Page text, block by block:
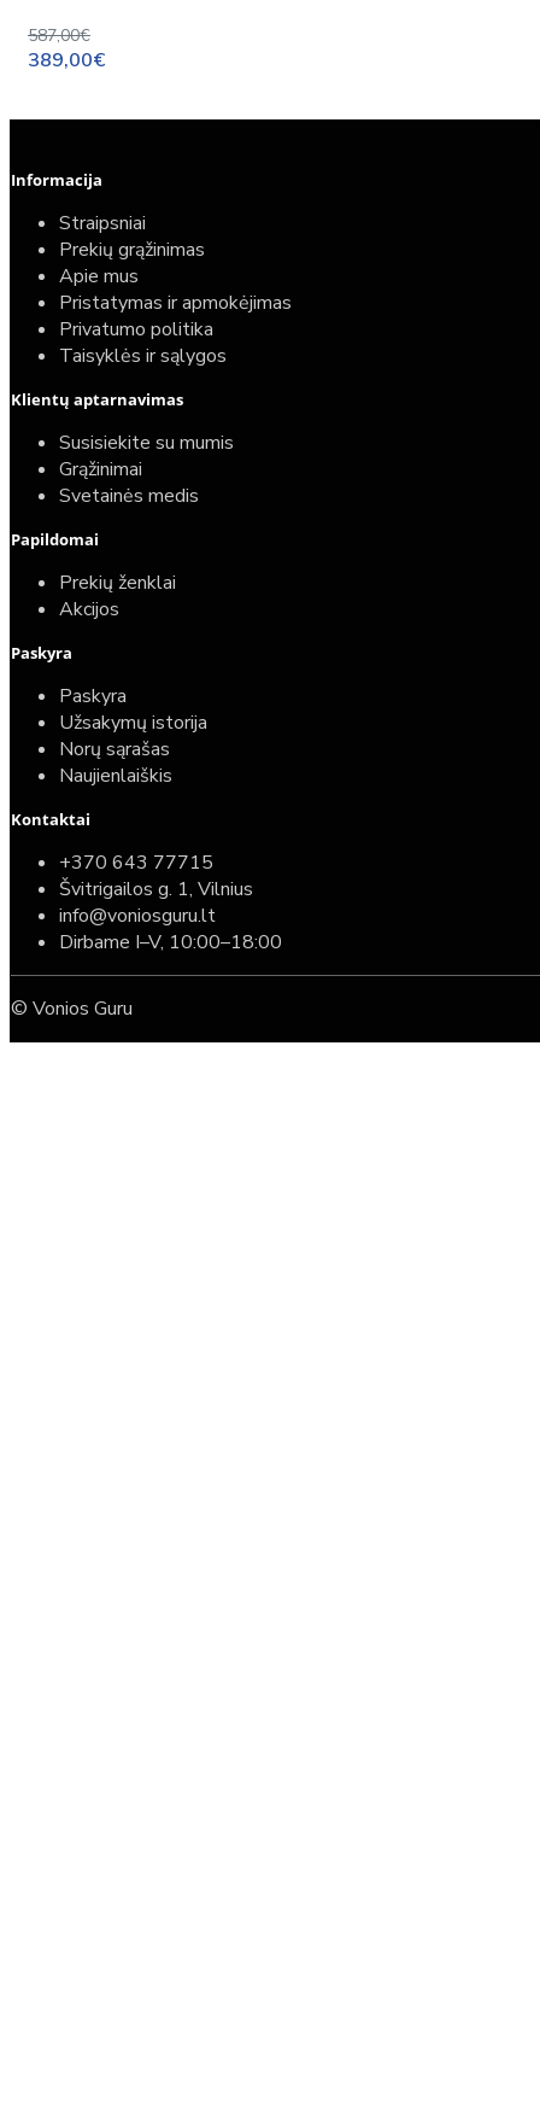
587,00€
389,00€
Informacija
Straipsniai
Prekių grąžinimas
Apie mus
Pristatymas ir apmokėjimas
Privatumo politika
Taisyklės ir sąlygos
Klientų aptarnavimas
Susisiekite su mumis
Grąžinimai
Svetainės medis
Papildomai
Prekių ženklai
Akcijos
Paskyra
Paskyra
Užsakymų istorija
Norų sąrašas
Naujienlaiškis
Kontaktai
+370 643 77715
Švitrigailos g. 1, Vilnius
info@voniosguru.lt
Dirbame I–V, 10:00–18:00
© Vonios Guru